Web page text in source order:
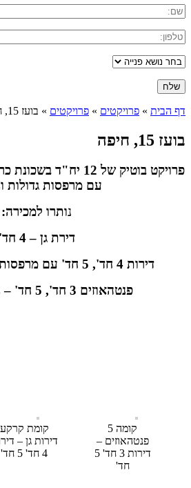
דף הבית » פרויקטים » פרויקטים » בועז 15, חיפה
בועז 15, חיפה
פרויקט בוטיק של 12
עם מרפסות גדולות
נותרו למכירה:
דירת גן – 4 חד'
דירות 4 חד', 5 חד' עם מרפסות גדולות אחרונות
פנטהאוזים 3 חד', 5 חד' – נוף ים מערב
קומה 5
פנטהאוזים –
דירות 3 חד' 5
חד'
קומת קרקע
דירות גן –
4 חד' 5 חד'